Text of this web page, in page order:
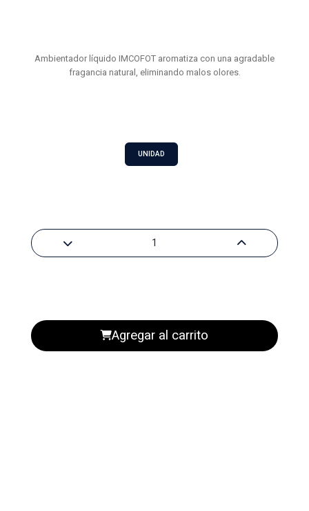
Ambientador líquido IMCOFOT aromatiza con una agradable
fragancia natural, eliminando malos olores.
UNIDAD
Agregar al carrito